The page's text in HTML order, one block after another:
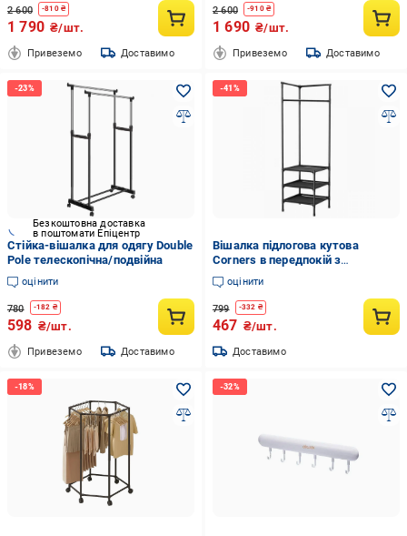
2 600 -810₴
1 790 ₴/шт.
Привеземо Доставимо
2 600 -910₴
1 690 ₴/шт.
Привеземо Доставимо
Безкоштовна доставка
в поштомати Епіцентр
Стійка-вішалка для одягу Double
Pole телескопічна/подвійна
оцінити
780 -182 ₴
598 ₴/шт.
Привеземо Доставимо
Вішалка підлогова кутова
Corners в передпокій з
підставкою для взуття
180х45х45 см Чорний (3241ОД)
оцінити
799 -332 ₴
467 ₴/шт.
Доставимо